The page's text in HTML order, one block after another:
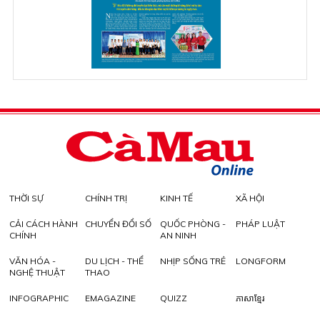
THỜI SỰ CHÍNH TRỊ KINH TẾ XÃ HỘI
CẢI CÁCH HÀNH
CHÍNH
CHUYỂN ĐỔI SỐ
QUỐC PHÒNG -
AN NINH
PHÁP LUẬT
VĂN HÓA -
NGHỆ THUẬT
DU LỊCH - THỂ
THAO
NHỊP SỐNG TRẺ LONGFORM
INFOGRAPHIC EMAGAZINE QUIZZ ភាសាខ្មែរ